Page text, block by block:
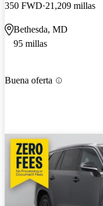
350 FWD 21,209 millas
Bethesda, MD
95 millas
Buena oferta